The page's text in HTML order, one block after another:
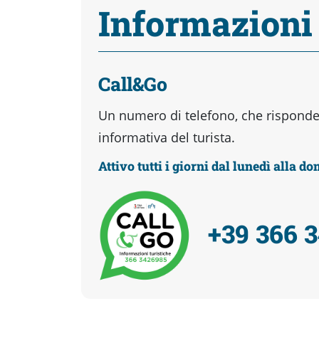
Informazioni
Call&Go
Un numero di telefono, che
informativa del turista.
Attivo tutti i giorni dal lunedì alla
+39 366